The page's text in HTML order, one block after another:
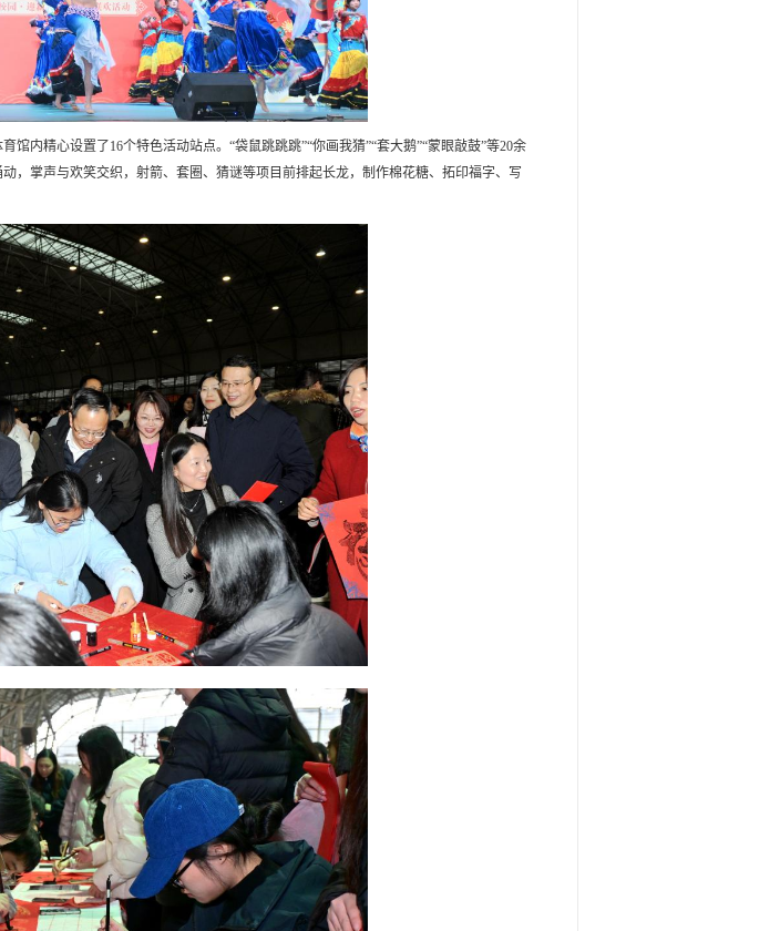
内精心设置了16个特色活动站点。“袋鼠跳跳跳”“你画我猜”“套大鹅”“蒙眼敲鼓”等20余
，掌声与欢笑交织，射箭、套圈、猜谜等项目前排起长龙，制作棉花糖、拓印福字、写